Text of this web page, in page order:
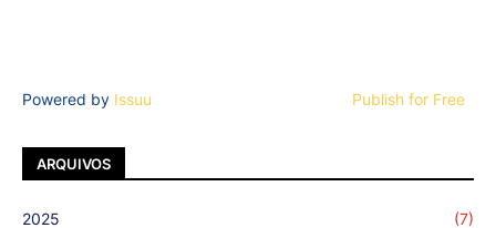
Powered by Issuu Publish for Free
ARQUIVOS
2025 (7)